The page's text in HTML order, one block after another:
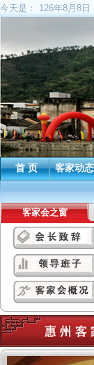
今天是： 126年8月8日
首 页 客家动态
客家会之窗